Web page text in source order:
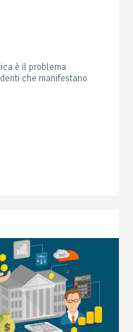
è il problema
che manifestano